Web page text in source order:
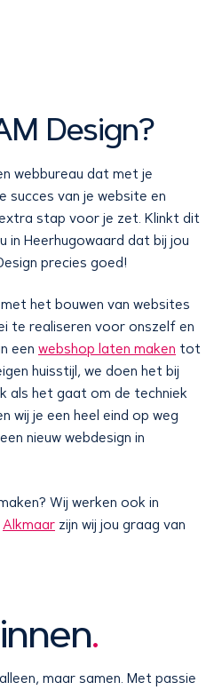
Design?
webbureau dat met je
succes van je website en
stap voor je zet. Klinkt dit
in Heerhugowaard dat bij jou
precies goed!
het bouwen van websites
te realiseren voor onszelf en
een webshop laten maken tot
huisstijl, we doen het bij
als het gaat om de techniek
wij je een heel eind op weg
nieuw webdesign in
Wij werken ook in
Alkmaar zijn wij jou graag van
.
maar samen. Met passie